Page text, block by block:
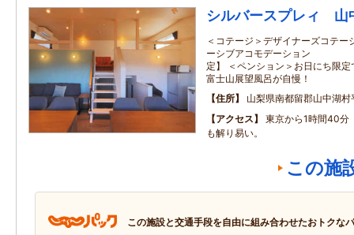
シルバースプレィ 山
＜コテージ＞デザイナーズコテー
ーシブアコモデーション
定】 ＜ペンション＞お日にち限
富士山展望風呂が自慢！
住所
山梨県南都留郡山中湖
アクセス
東京から1時間40
も解り易い。
この施
この施設と交通手段を自由に組み合わせたおトクな